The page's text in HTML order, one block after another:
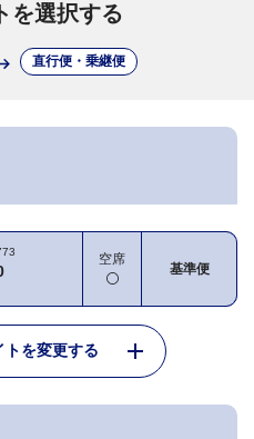
を選択する
直行便・乗継便
空席
基準便
トを変更する